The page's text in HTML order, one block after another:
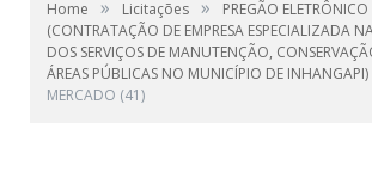
Home » Licitações »
PREGÃO
(CONTRATAÇÃO DE EMPRESA ESPECIALIZADA
DOS SERVIÇOS DE MANUTENÇÃO,
ÁREAS PÚBLICAS NO MUNICÍPIO DE INHANGAPI)
MERCADO (41)